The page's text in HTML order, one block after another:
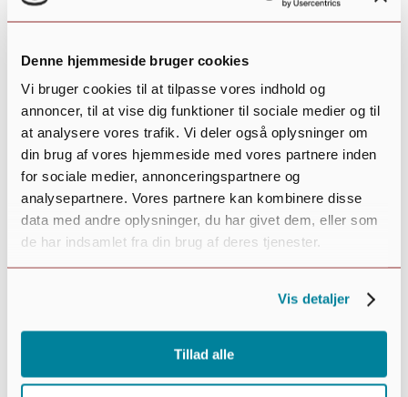
Denne hjemmeside bruger cookies
Vi bruger cookies til at tilpasse vores indhold og
annoncer, til at vise dig funktioner til sociale medier og til
at analysere vores trafik. Vi deler også oplysninger om
din brug af vores hjemmeside med vores partnere inden
for sociale medier, annonceringspartnere og
analysepartnere. Vores partnere kan kombinere disse
data med andre oplysninger, du har givet dem, eller som
de har indsamlet fra din brug af deres tjenester.
Vis detaljer
Tillad alle
Open
Close
filter
Begivenhedstype
Diverse
Film
For ældre
For børn og unge
For familier
For voksne
Foredrag, underholdning og musik
Generalforsamling
Ture, ophold og lejr